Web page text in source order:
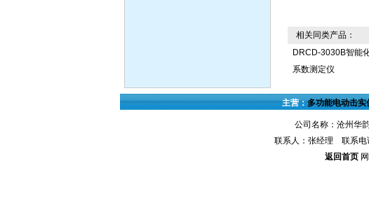
相关同类产品：
DRCD-3030B智能
系数测定仪
主营：多功能电动击实
公司名称：沧州华
联系人：张经理 联系
返回首页网